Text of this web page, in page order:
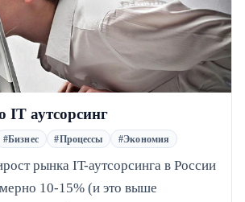
IT аутсорсинг
#Бизнес #Процессы #Экономия
рынка IT-аутсорсинга в России
10-15% (и это выше